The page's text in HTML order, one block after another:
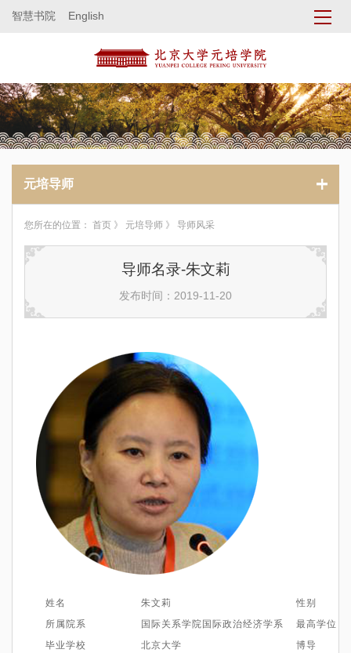
智慧书院 English
元培导师
您所在的位置： 首页 》 元培导师 》 导师风采
导师名录-朱文莉
发布时间：2019-11-20
姓名 朱文 莉
性别
所属院系
国际关系学院国际政治经济学系
最高学位
毕业学校
北京大学
博导